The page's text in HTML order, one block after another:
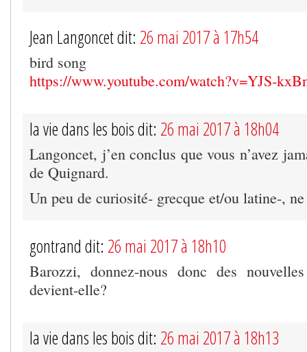
Jean Langoncet dit: 26 mai 2017 à 17h54
bird song
https://www.youtube.com/watch?v=YJS-
la vie dans les bois dit: 26 mai 2017 à 18h04
Langoncet, j’en conclus que vous n’avez
de Quignard.
Un peu de curiosité- grecque et/ou latine-,
gontrand dit: 26 mai 2017 à 18h10
Barozzi, donnez-nous donc des
devient-elle?
la vie dans les bois dit: 26 mai 2017 à 18h13